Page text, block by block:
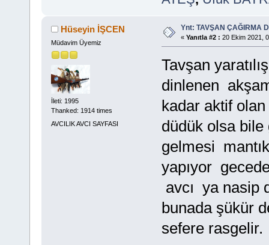
Hüseyin İŞCEN
Müdavim Üyemiz
İleti: 1995
Thanked: 1914 times
AVCILIK AVCI SAYFASI
Ynt: TAVŞAN ÇAĞIRMA
« Yanıtla #2 : 20 Ekim 2021,
Tavşan
dinlenen
kadar aktif
düdük olsa bile
gelmesi
yapıyor
avcı ya nasip
bunada şükür
sefere rasgelir.